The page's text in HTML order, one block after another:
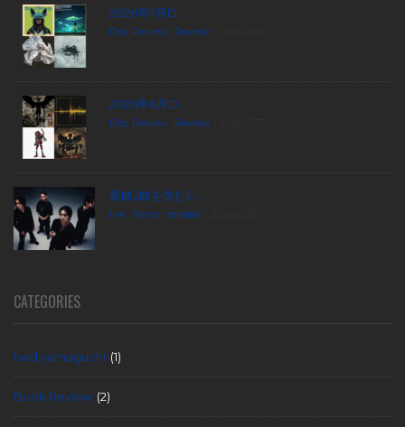
2026年7月D...
Disc Review Review
2026年6月D...
Disc Review Review
新曲2曲を含むE...
live News release
CATEGORIES
bed yamaguchi (1)
Book Review (2)